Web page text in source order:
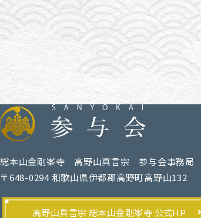
総本山金剛峯寺 高野山真言宗 参与会事務局
〒648-0294 和歌山県伊都郡高野町高野山132
高野山真言宗 総本山金剛峯寺 公式HP